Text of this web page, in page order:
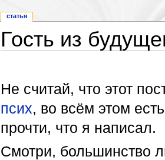
Гость из
Не считай, что этот
псих, во всём этом
прочти, что я написал.
Смотри, большинство
статья